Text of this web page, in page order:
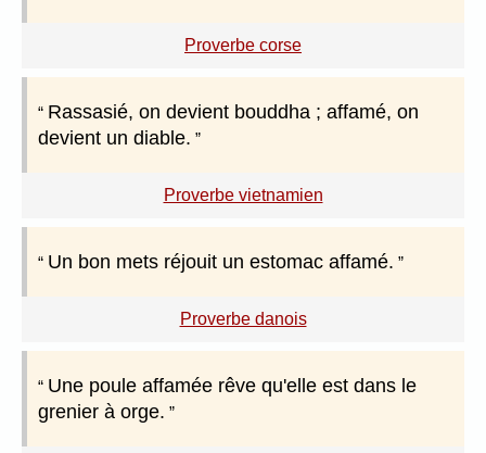
Proverbe corse
Rassasié, on devient bouddha ; affamé, on
devient un diable.
Proverbe vietnamien
Un bon mets réjouit un estomac affamé.
Proverbe danois
Une poule affamée rêve qu'elle est dans le
grenier à orge.